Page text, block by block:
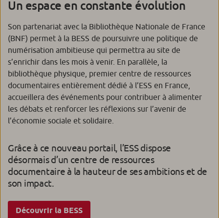
Un espace en constante évolution
Son partenariat avec la Bibliothèque Nationale de France
(BNF) permet à la BESS de poursuivre une politique de
numérisation ambitieuse qui permettra au site de
s’enrichir dans les mois à venir. En parallèle, la
bibliothèque physique, premier centre de ressources
documentaires entièrement dédié à l’ESS en France,
accueillera des événements pour contribuer à alimenter
les débats et renforcer les réflexions sur l’avenir de
l’économie sociale et solidaire.
Grâce à ce nouveau portail, l’ESS dispose
désormais d’un centre de ressources
documentaire à la hauteur de ses ambitions et de
son impact.
Découvrir la BESS